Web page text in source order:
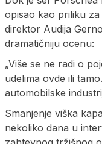
opisao kao priliku
direktor Audija
dramatičniju ocenu:
„Više se ne radi o
udelima ovde ili
automobilske
Smanjenje viška
nekoliko dana u